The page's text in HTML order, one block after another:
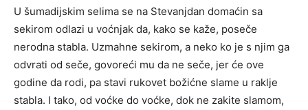
U šumadijskim selima se na Stevanjdan domaćin sa
sekirom odlazi u voćnjak da, kako se kaže, poseče
nerodna stabla. Uzmahne sekirom, a neko ko je s njim ga
odvrati od seče, govoreći mu da ne seče, jer će ove
godine da rodi, pa stavi rukovet božićne slame u raklje
stabla. I tako, od voćke do voćke, dok ne zakite slamom,